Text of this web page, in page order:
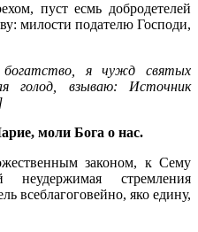
пуст есмь добродетелей
милости подателю Господи,
богатство, я чужд святых
голод, взываю: Источник
моли Бога о нас.
законом, к Сему
неудержимая стремления
всеблагоговейно, яко едину,